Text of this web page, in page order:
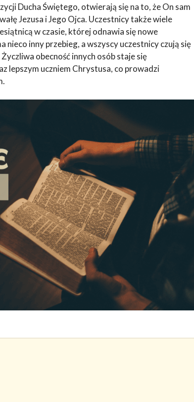
Ducha Świętego, otwierają się na to, że On sam
Jezusa i Jego Ojca. Uczestnicy także wiele
w czasie, której odnawia się nowe
nieco inny przebieg, a wszyscy uczestnicy czują się
obecność innych osób staje się
lepszym uczniem Chrystusa, co prowadzi